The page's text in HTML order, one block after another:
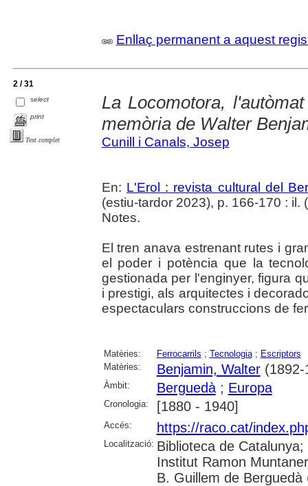
Enllaç permanent a aquest
2 / 31
select
print
Text complet
La Locomotora,
memòria de Walter
Cunill i Canals, Josep
En: L'Erol : revista cultural del
(estiu-tardor 2023), p. 166-170 : il. (
Notes.
El tren anava estrenant rutes i
el poder i potència que la
gestionada per l'enginyer, figura
i prestigi, als arquitectes i
espectaculars construccions de
Matèries: Ferrocarrils ; Tecnologia; Escriptors
Matèries:
Benjamin, Walter(1892-
Àmbit: Berguedà; Europa
Cronologia: [1880 - 1940]
Accés: https://raco.cat/
Localització: Biblioteca de
Institut Ramon
B. Guillem de Berguedà